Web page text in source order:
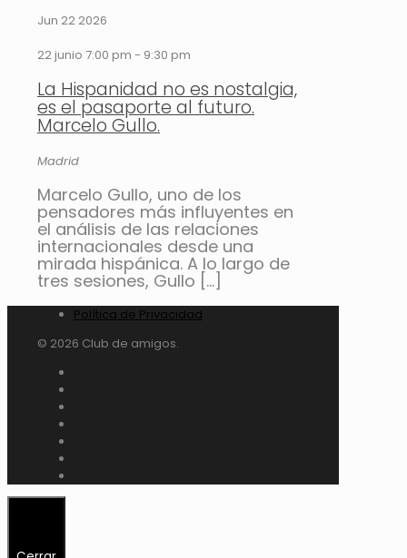
Jun 22 2026
22 junio 7:00 pm - 9:30 pm
La Hispanidad no es nostalgia,
es el pasaporte al futuro.
Marcelo Gullo.
Madrid
Marcelo Gullo, uno de los
pensadores más influyentes en
el análisis de las relaciones
internacionales desde una
mirada hispánica. A lo largo de
tres sesiones, Gullo […]
Política de Privacidad
© 2026 Club de amigos.